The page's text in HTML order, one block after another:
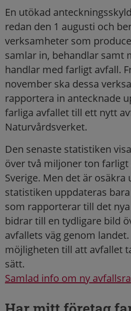
En utökad
redan den 1 augusti och
verksamheter som
samlar in, behandlar samt
handlar med farligt avfall.
november ska dessa
rapportera in antecknade
farliga avfallet till ett nytt
Naturvårdsverket.
Den senaste statistiken
över två miljoner ton farligt
Sverige. Men det är osäkra
statistiken uppdateras
som rapporterar till det
bidrar till en tydligare bild
avfallets väg genom
möjligheten till att avfallet
sätt.
Samlad info om ny